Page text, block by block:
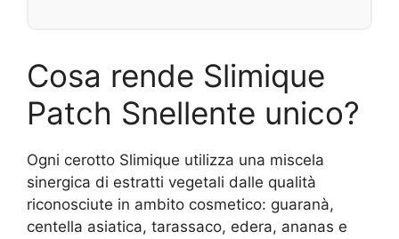
Cosa rende Slimique
Patch Snellente unico?
Ogni cerotto Slimique utilizza una miscela
sinergica di estratti vegetali dalle qualità
riconosciute in ambito cosmetico: guaranà,
centella asiatica, tarassaco, edera, ananas e